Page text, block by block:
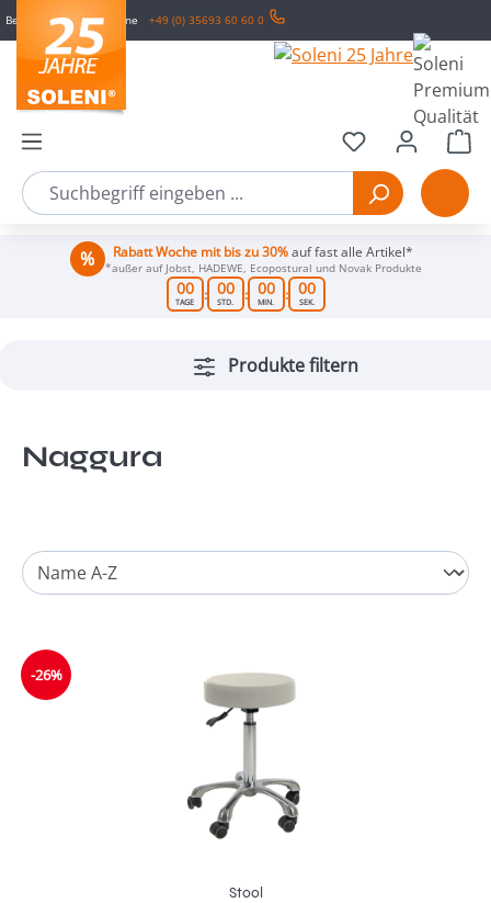
Zum Hauptinhalt springen
Bestell- & Service-Hotline +49 (0) 35693 60 60 0
Rabatt Woche mit bis zu 30%auf fast alle Artikel*
*außer auf Jobst, HADEWE, Ecopostural und Novak Produkte
00
TAGE : 00
STD. : 00
MIN. : 00
SEK.
Produkte filtern
Naggura
-26%
Stool